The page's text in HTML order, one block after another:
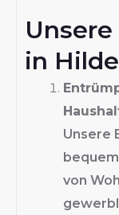
in
Unsere
von